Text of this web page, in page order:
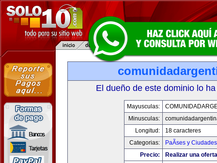
El dueño de este dominio lo
Mayusculas:
Minusculas:
Longitud:
18 caracteres
Categorias:
PaÃ­ses y Ciudades
Precio:
Realizar una